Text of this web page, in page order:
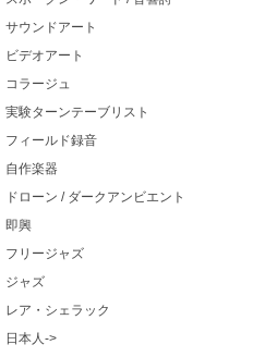
サウンドアート
ビデオアート
コラージュ
実験ターンテーブリスト
フィールド録音
自作楽器
ドローン / ダークアンビエント
即興
フリージャズ
ジャズ
レア・シェラック
日本人->